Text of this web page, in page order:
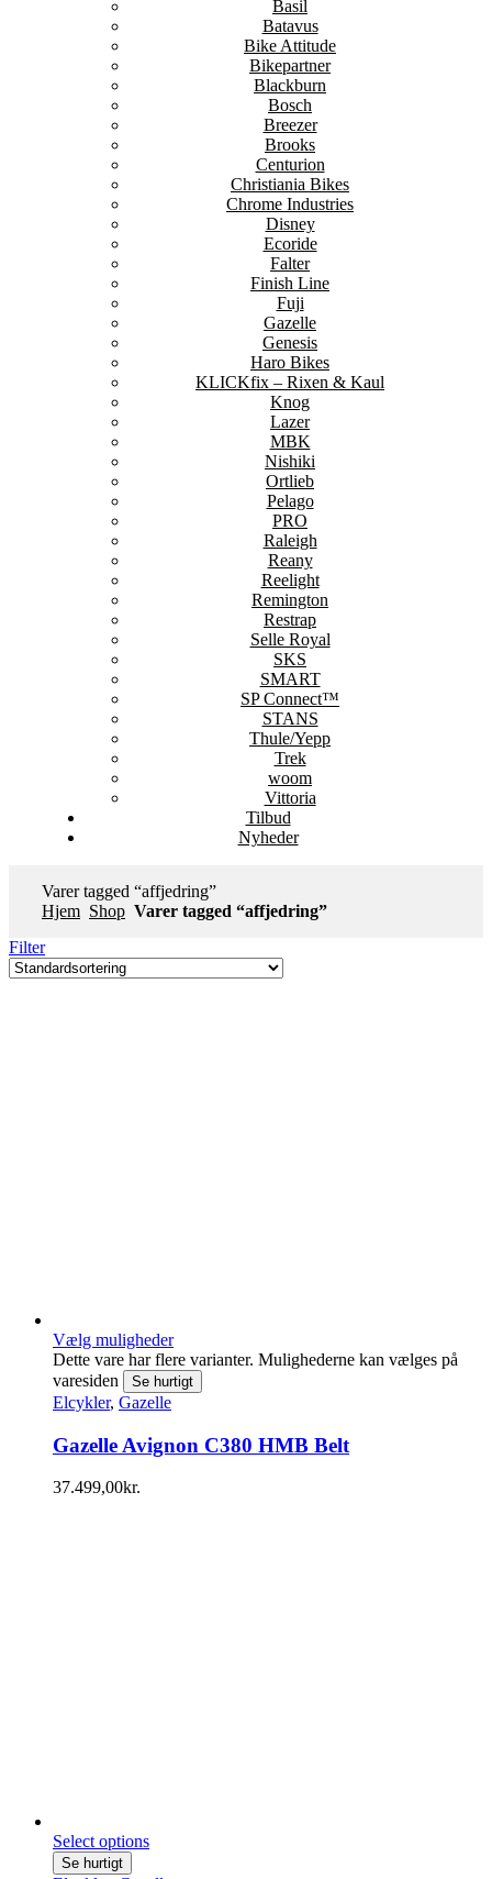
Basil
Batavus
Bike Attitude
Bikepartner
Blackburn
Bosch
Breezer
Brooks
Centurion
Christiania Bikes
Chrome Industries
Disney
Ecoride
Falter
Finish Line
Fuji
Gazelle
Genesis
Haro Bikes
KLICKfix – Rixen & Kaul
Knog
Lazer
MBK
Nishiki
Ortlieb
Pelago
PRO
Raleigh
Reany
Reelight
Remington
Restrap
Selle Royal
SKS
SMART
SP Connect™
STANS
Thule/Yepp
Trek
woom
Vittoria
Tilbud
Nyheder
Varer tagged “affjedring”
Hjem Shop Varer tagged “affjedring”
Filter
Vælg muligheder
Dette vare har flere varianter. Mulighederne kan vælges på
varesiden
Se hurtigt
Elcykler, Gazelle
Gazelle Avignon C380 HMB Belt
37.499,00kr.
Select options
Se hurtigt